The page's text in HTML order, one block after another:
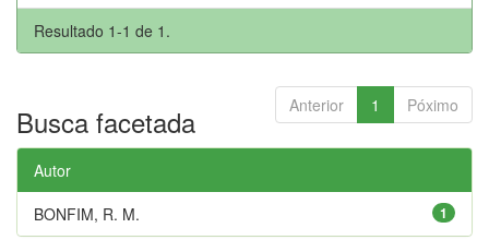
Resultado 1-1 de 1.
Anterior 1 Póximo
Busca facetada
Autor
1
BONFIM, R. M.